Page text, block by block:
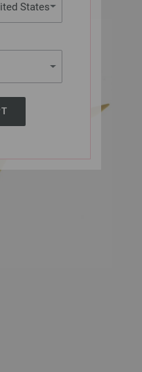
States